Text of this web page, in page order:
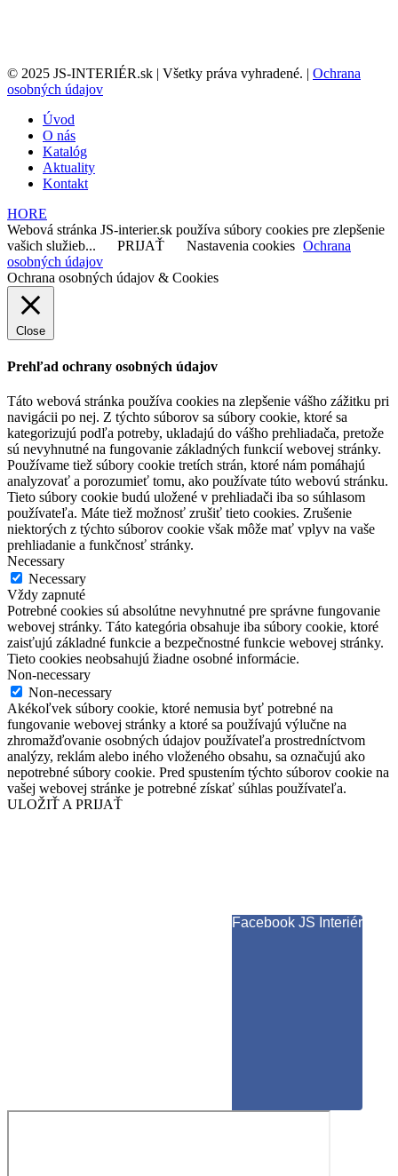
© 2025 JS-INTERIÉR.sk | Všetky práva vyhradené. | Ochrana
osobných údajov
Úvod
O nás
Katalóg
Aktuality
Kontakt
HORE
Webová stránka JS-interier.sk používa súbory cookies pre zlepšenie
vašich služieb...
PRIJAŤ Nastavenia cookies Ochrana
osobných údajov
Ochrana osobných údajov & Cookies
Close
Prehľad ochrany osobných údajov
Táto webová stránka používa cookies na zlepšenie vášho zážitku pri
navigácii po nej. Z týchto súborov sa súbory cookie, ktoré sa
kategorizujú podľa potreby, ukladajú do vášho prehliadača, pretože
sú nevyhnutné na fungovanie základných funkcií webovej stránky.
Používame tiež súbory cookie tretích strán, ktoré nám pomáhajú
analyzovať a porozumieť tomu, ako používate túto webovú stránku.
Tieto súbory cookie budú uložené v prehliadači iba so súhlasom
používateľa. Máte tiež možnosť zrušiť tieto cookies. Zrušenie
niektorých z týchto súborov cookie však môže mať vplyv na vaše
prehliadanie a funkčnosť stránky.
Necessary
Necessary
Vždy zapnuté
Potrebné cookies sú absolútne nevyhnutné pre správne fungovanie
webovej stránky. Táto kategória obsahuje iba súbory cookie, ktoré
zaisťujú základné funkcie a bezpečnostné funkcie webovej stránky.
Tieto cookies neobsahujú žiadne osobné informácie.
Non-necessary
Non-necessary
Akékoľvek súbory cookie, ktoré nemusia byť potrebné na
fungovanie webovej stránky a ktoré sa používajú výlučne na
zhromažďovanie osobných údajov používateľa prostredníctvom
analýzy, reklám alebo iného vloženého obsahu, sa označujú ako
nepotrebné súbory cookie. Pred spustením týchto súborov cookie na
vašej webovej stránke je potrebné získať súhlas používateľa.
ULOŽIŤ A PRIJAŤ
Facebook JS Interiér